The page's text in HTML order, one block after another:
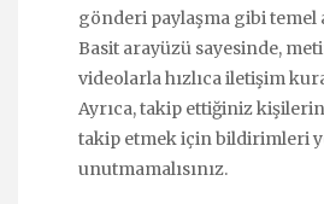
gönderi paylaşma gibi temel
Basit arayüzü sayesinde,
videolarla hızlıca iletişim
Ayrıca, takip ettiğiniz kişilerin
takip etmek için bildirimleri
unutmamalısınız.